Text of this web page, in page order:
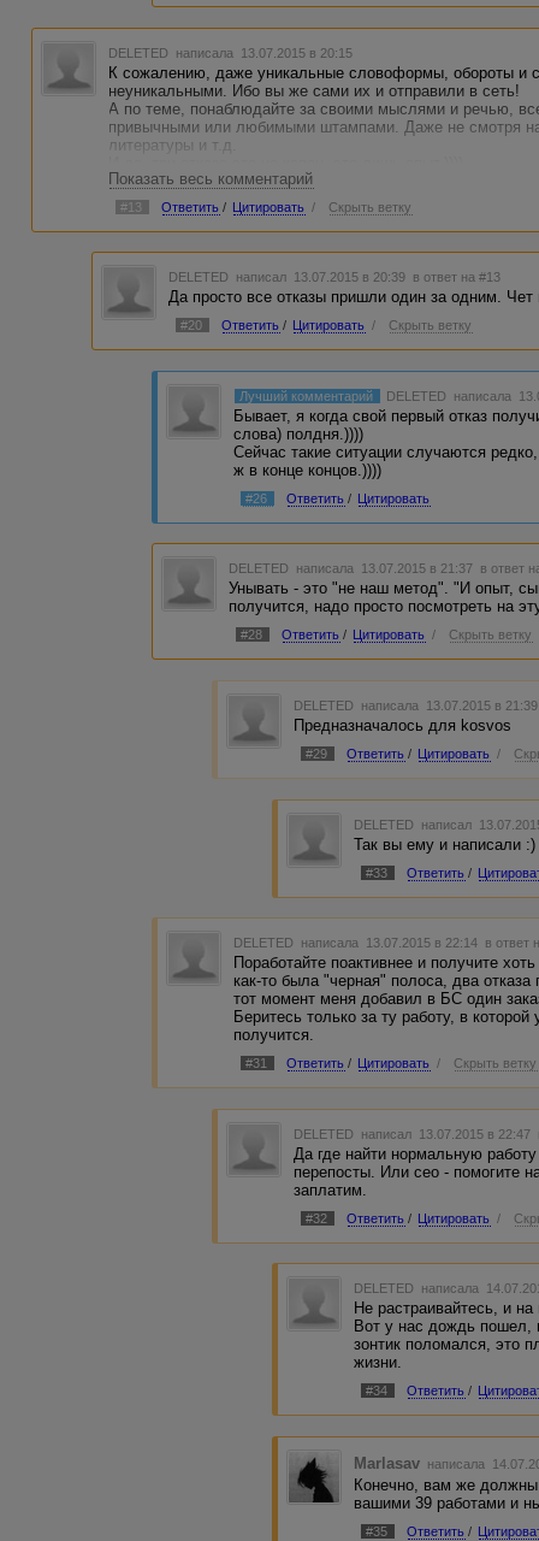
DELETED написала 13.07.2015 в 20:15
К сожалению, даже уникальные словоформы, обороты и
неуникальными. Ибо вы же сами их и отправили в сеть!
А по теме, понаблюдайте за своими мыслями и речью,
привычными или любимыми штампами. Даже не смотря
литературы и т.д.
Показать весь комментарий
#13 Ответить / Цитировать / Скрыть ветку
DELETED написал 13.07.2015 в 20:39 в ответ на #13
Да просто все отказы пришли один за одним. Чет
#20 Ответить / Цитировать / Скрыть ветку
Лучший комментарий DELETED написала
Бывает, я когда свой первый отказ
слова) полдня.))))
Сейчас такие ситуации случаются
ж в конце концов.))))
#26 Ответить / Цитировать
DELETED написала 13.07.2015 в 21:37 в ответ
Унывать - это "не наш метод". "И опыт,
получится, надо просто посмотреть на
#28 Ответить / Цитировать / Скрыть ветку
DELETED написала 13.07.2015 в
Предназначалось для kosvos
#29 Ответить / Цитировать /
DELETED написал
Так вы ему и написали :)
#33 Ответить /
DELETED написала 13.07.2015 в 22:14 в ответ
Поработайте поактивнее и получите
как-то была "черная" полоса, два
тот момент меня добавил в БС один
Беритесь только за ту работу, в
получится.
#31 Ответить / Цитировать / Скрыть ветку
DELETED написал 13.07.2015 в 22:47
Да где найти нормальную
перепосты. Или сео - помогите
заплатим.
#32 Ответить / Цитировать /
DELETED написала
Не растраивайтесь, и
Вот у нас дождь пошел,
зонтик поломался, это
жизни.
#34 Ответить /
Marlasav написала
Конечно, вам же должны
вашими 39 работами и
#35 Ответить /